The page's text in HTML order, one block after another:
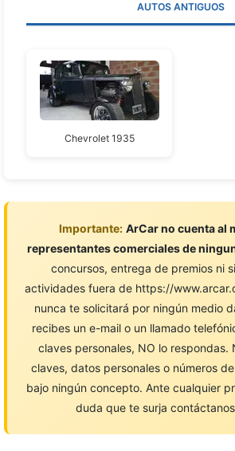
AUTOS ANTIGUOS
Chevrolet 1935
Importante: ArCar no cuenta al
representantes comerciales de
concursos, entrega de premios ni
actividades fuera de https://
nunca te solicitará por ningún medio
recibes un e-mail o un llamado
claves personales, NO lo respondas.
claves, datos personales o números
bajo ningún concepto. Ante cualquier
duda que te surja